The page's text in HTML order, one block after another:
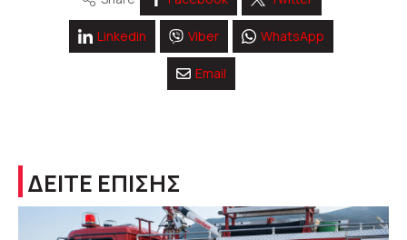
Linkedin Viber WhatsApp
Email
ΔΕΙΤΕ ΕΠΙΣΗΣ